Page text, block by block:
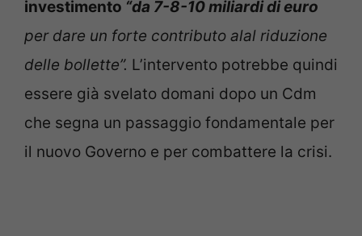
investimento “da 7-8-10 miliardi di euro
per dare un forte contributo alal riduzione
delle bollette”. L’intervento potrebbe quindi
essere già svelato domani dopo un Cdm
che segna un passaggio fondamentale per
il nuovo Governo e per combattere la crisi.